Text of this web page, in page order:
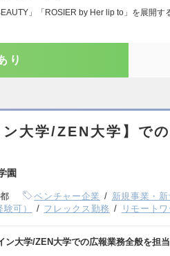
」「ROSIER by Her lip to」を展開す
り
ン大学/ZEN大学】で
園
ベンチャー企業 新規事業・新
可） フレックス勤務 リモート
ン大学/ZEN大学での広報業務全般を担